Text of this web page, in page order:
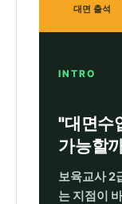
리
대면 출석
INTRO
"대면수
가능할
보육교사 2
는 지점이